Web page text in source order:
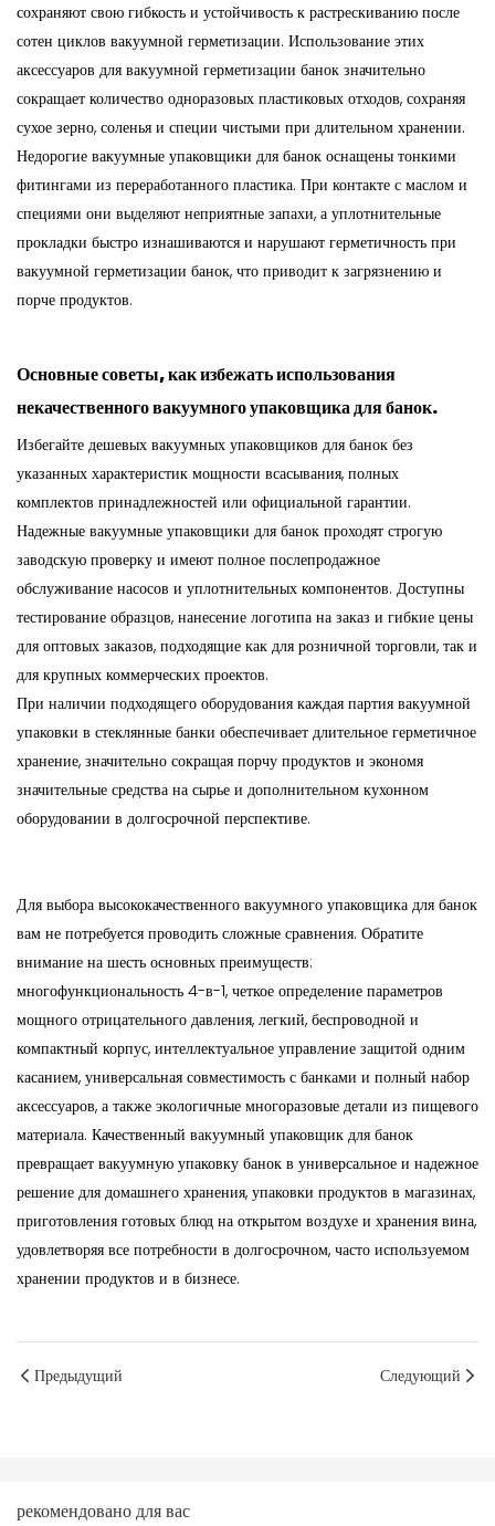
сохраняют свою гибкость и устойчивость к растрескиванию после
сотен циклов вакуумной герметизации. Использование этих
аксессуаров для вакуумной герметизации банок значительно
сокращает количество одноразовых пластиковых отходов, сохраняя
сухое зерно, соленья и специи чистыми при длительном хранении.
Недорогие вакуумные упаковщики для банок оснащены тонкими
фитингами из переработанного пластика. При контакте с маслом и
специями они выделяют неприятные запахи, а уплотнительные
прокладки быстро изнашиваются и нарушают герметичность при
вакуумной герметизации банок, что приводит к загрязнению и
порче продуктов.
Основные советы, как избежать использования
некачественного вакуумного упаковщика для банок.
Избегайте дешевых вакуумных упаковщиков для банок без
указанных характеристик мощности всасывания, полных
комплектов принадлежностей или официальной гарантии.
Надежные вакуумные упаковщики для банок проходят строгую
заводскую проверку и имеют полное послепродажное
обслуживание насосов и уплотнительных компонентов. Доступны
тестирование образцов, нанесение логотипа на заказ и гибкие цены
для оптовых заказов, подходящие как для розничной торговли, так и
для крупных коммерческих проектов.
При наличии подходящего оборудования каждая партия вакуумной
упаковки в стеклянные банки обеспечивает длительное герметичное
хранение, значительно сокращая порчу продуктов и экономя
значительные средства на сырье и дополнительном кухонном
оборудовании в долгосрочной перспективе.
Для выбора высококачественного вакуумного упаковщика для банок
вам не потребуется проводить сложные сравнения. Обратите
внимание на шесть основных преимуществ:
многофункциональность 4-в-1, четкое определение параметров
мощного отрицательного давления, легкий, беспроводной и
компактный корпус, интеллектуальное управление защитой одним
касанием, универсальная совместимость с банками и полный набор
аксессуаров, а также экологичные многоразовые детали из пищевого
материала. Качественный вакуумный упаковщик для банок
превращает вакуумную упаковку банок в универсальное и надежное
решение для домашнего хранения, упаковки продуктов в магазинах,
приготовления готовых блюд на открытом воздухе и хранения вина,
удовлетворяя все потребности в долгосрочном, часто используемом
хранении продуктов и в бизнесе.
Предыдущий Следующий
рекомендовано для вас